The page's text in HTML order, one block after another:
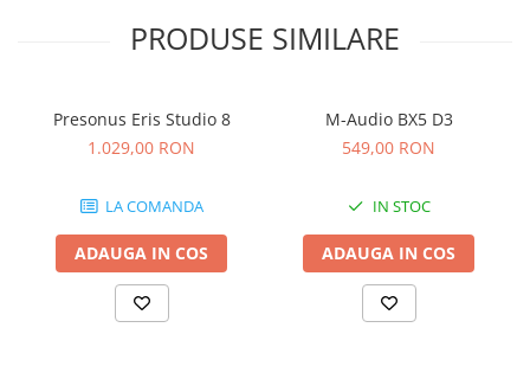
Accesorii pentru lumini
Case-uri de lumini
Comenzi si controllere
Masini de fum si ceata
PRODUSE SIMILARE
Presonus Eris Studio 8
1.029,00 RON
LA COMANDA
ADAUGA IN COS
M-Audio BX5 D3
549,00 RON
IN STOC
ADAUGA IN COS